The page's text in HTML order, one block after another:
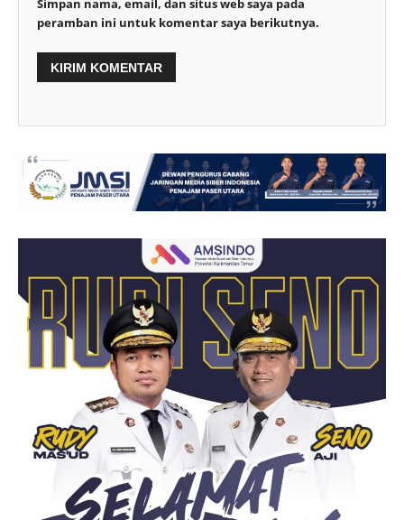
Simpan nama, email, dan situs web saya pada
peramban ini untuk komentar saya berikutnya.